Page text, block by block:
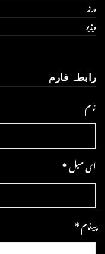
ورلڈ
ویڈیو
رابطہ فارم
نام
ای میل*
پیغام*